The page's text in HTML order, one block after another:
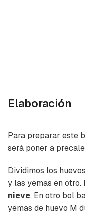
Elaboración
Para preparar este
será poner a
Dividimos los
y las yemas en otro.
nieve. En otro bol
yemas de huevo M